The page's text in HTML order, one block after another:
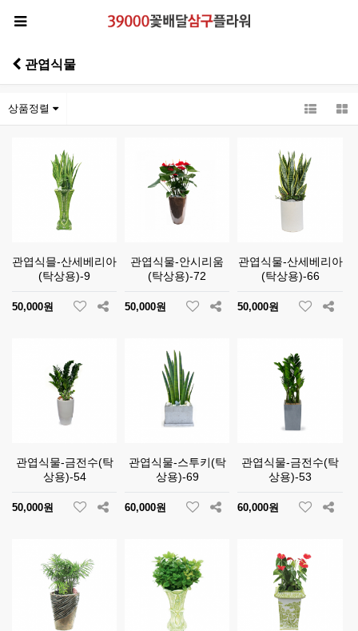
관엽식물
상품정렬
관엽식믈-산세베리아
(탁상용)-9
50,000원
관엽식물-안시리움
(탁상용)-72
50,000원
관엽식물-산세베리아
(탁상용)-66
50,000원
관엽식물-금전수(탁
상용)-54
50,000원
관엽식물-스투키(탁
상용)-69
60,000원
관엽식물-금전수(탁
상용)-53
60,000원